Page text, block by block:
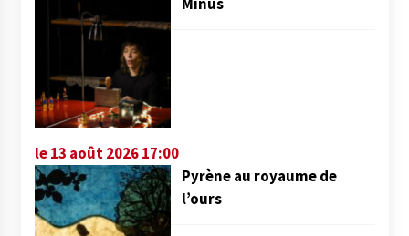
le 13 août 2026 17:00
Pyrène au royaume de
l’ours